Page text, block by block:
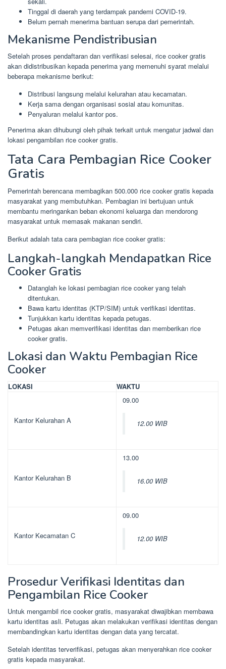
Tinggal di daerah yang terdampak pandemi COVID-19.
Belum pernah menerima bantuan serupa dari pemerintah.
Mekanisme Pendistribusian
Setelah proses pendaftaran dan verifikasi selesai, rice cooker gratis
akan didistribusikan kepada penerima yang memenuhi syarat melalui
beberapa mekanisme berikut:
Distribusi langsung melalui kelurahan atau kecamatan.
Kerja sama dengan organisasi sosial atau komunitas.
Penyaluran melalui kantor pos.
Penerima akan dihubungi oleh pihak terkait untuk mengatur jadwal dan
lokasi pengambilan rice cooker gratis.
Tata Cara Pembagian Rice Cooker
Gratis
Pemerintah berencana membagikan 500.000 rice cooker gratis kepada
masyarakat yang membutuhkan. Pembagian ini bertujuan untuk
membantu meringankan beban ekonomi keluarga dan mendorong
masyarakat untuk memasak makanan sendiri.
Berikut adalah tata cara pembagian rice cooker gratis:
Langkah-langkah Mendapatkan Rice
Cooker Gratis
Datanglah ke lokasi pembagian rice cooker yang telah
ditentukan.
Bawa kartu identitas (KTP/SIM) untuk verifikasi identitas.
Tunjukkan kartu identitas kepada petugas.
Petugas akan memverifikasi identitas dan memberikan rice
cooker gratis.
Lokasi dan Waktu Pembagian Rice
Cooker
LOKASI WAKTU
Kantor Kelurahan A
09.00
12.00 WIB
Kantor Kelurahan B
13.00
16.00 WIB
Kantor Kecamatan C
09.00
12.00 WIB
Prosedur Verifikasi Identitas dan
Pengambilan Rice Cooker
Untuk mengambil rice cooker gratis, masyarakat diwajibkan membawa
kartu identitas asli. Petugas akan melakukan verifikasi identitas dengan
membandingkan kartu identitas dengan data yang tercatat.
Setelah identitas terverifikasi, petugas akan menyerahkan rice cooker
gratis kepada masyarakat.